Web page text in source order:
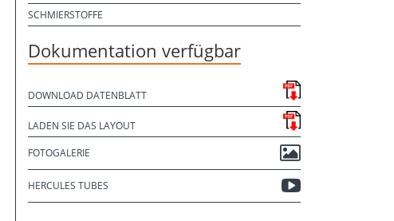
SCHMIERSTOFFE
Dokumentation verfügbar
DOWNLOAD DATENBLATT
LADEN SIE DAS LAYOUT
FOTOGALERIE
HERCULES TUBES